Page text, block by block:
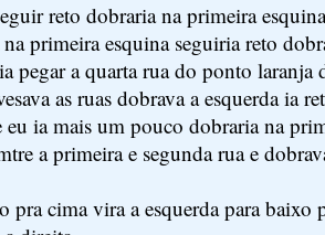
reto dobraria na primeira
primeira esquina seguiria reto
pegar a quarta rua do ponto laranja
as ruas dobrava a esquerda ia
eu ia mais um pouco dobraria na
a primeira e segunda rua e
pra cima vira a esquerda para baixo